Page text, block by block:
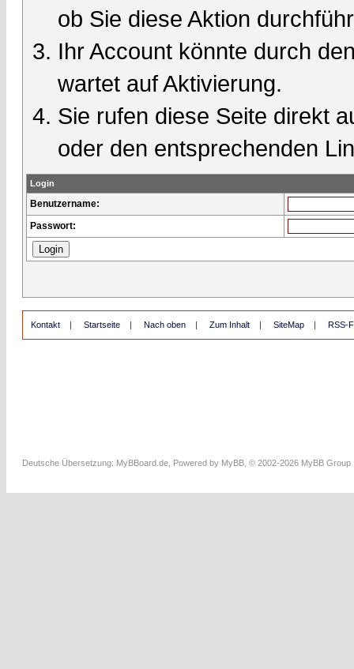
ob Sie diese Aktion
Ihr Account könnte durch
wartet auf Aktivierung.
Sie rufen diese Seite direkt
oder den entsprechenden
Login
Benutzername:
Passwort:
Kontakt | Startseite | Nach oben | Zum Inhalt | SiteMap | RSS-
Deutsche Übersetzung: MyBBoard.de , Powered by MyBB , © 2002-2026 MyBB Group